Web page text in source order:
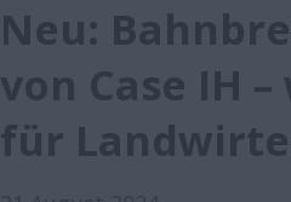
Neu:
von Case IH
für